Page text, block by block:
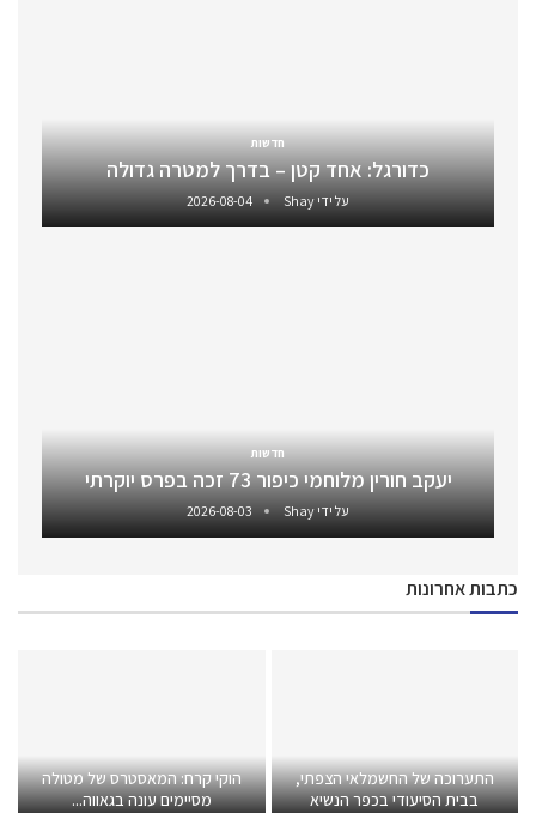
חדשות
כדורגל: אחד קטן – בדרך למטרה גדולה
על ידיShay
2026-08-04
חדשות
יעקב חורין מלוחמי כיפור 73 זכה בפרס יוקרתי
על ידיShay
2026-08-03
כתבות אחרונות
התערוכה של החשמלאי הצפתי,
בבית הסיעודי בכפר הנשיא
הוקי קרח: המאסטרס של מטולה
מסיימים עונה בגאווה...